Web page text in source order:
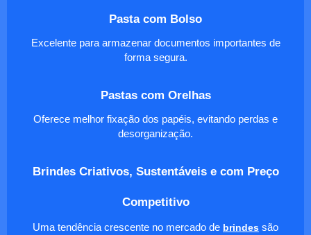
Pasta com Bolso
Excelente para armazenar documentos importantes de
forma segura.
Pastas com Orelhas
Oferece melhor fixação dos papéis, evitando perdas e
desorganização.
Brindes Criativos, Sustentáveis e com Preço
Competitivo
Uma tendência crescente no mercado de brindes são